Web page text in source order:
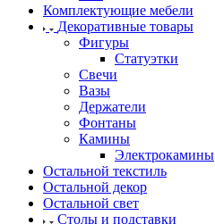
Комплектующие мебели
Декоративные товары
Фигуры
Статуэтки
Свечи
Вазы
Держатели
Фонтаны
Камины
Электрокамины
Остальной текстиль
Остальной декор
Остальной свет
Столы и подставки